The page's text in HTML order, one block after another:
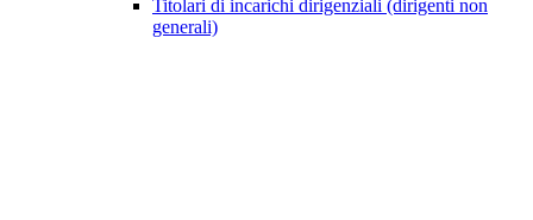
Titolari di incarichi dirigenziali (dirigenti non
generali)